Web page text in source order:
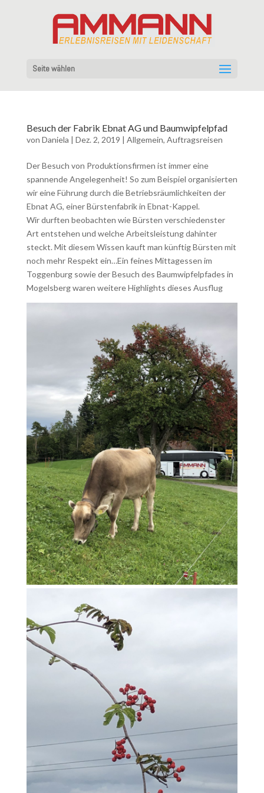
Seite wählen
Besuch der Fabrik Ebnat AG und Baumwipfelpfad
von Daniela | Dez. 2, 2019 | Allgemein, Auftragsreisen
Der Besuch von Produktionsfirmen ist immer eine
spannende Angelegenheit! So zum Beispiel organisierten
wir eine Führung durch die Betriebsräumlichkeiten der
Ebnat AG, einer Bürstenfabrik in Ebnat-Kappel.
Wir durften beobachten wie Bürsten verschiedenster
Art entstehen und welche Arbeitsleistung dahinter
steckt. Mit diesem Wissen kauft man künftig Bürsten mit
noch mehr Respekt ein…Ein feines Mittagessen im
Toggenburg sowie der Besuch des Baumwipfelpfades in
Mogelsberg waren weitere Highlights dieses Ausflug